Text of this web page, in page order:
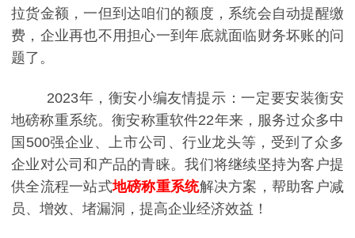
拉货金额，一但到达咱们的额度，系统会自动提醒缴
费，企业再也不用担心一到年底就面临财务坏账的问
题了。
2023年，衡安小编友情提示：一定要安装衡安
地磅称重系统。衡安称重软件22年来，服务过众多中
国500强企业、上市公司、行业龙头等，受到了众多
企业对公司和产品的青睐。我们将继续坚持为客户提
供全流程一站式地磅称重系统解决方案，帮助客户减
员、增效、堵漏洞，提高企业经济效益！